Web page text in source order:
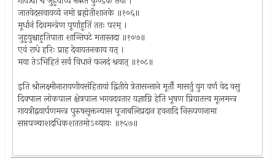
जातवेदसवायव्ये नमो ब्रह्मेतीशानके ॥१०६॥
मूर्धानं दिवमन्त्रेण पूर्णाहुतिं ततः परम् ।
जुहुयुश्चाहुतिपाता शान्तिघटे मतास्तदा ॥१०७॥
एवं राधे हरिः प्राह देवायतनकाय यत् ।
मया तेऽभिहितं सर्व विधानं फलदं श्रवात् ॥१०८॥
इति श्रीलक्ष्मीनारायणीयसंहितायां द्वितीये त्रेतासन्ताने मूर्तौ मासर्तु युग वर्ण वेद वसु
दिक्पाल लोकपाल क्षेत्रपाल भगवदवतार यज्ञाग्नि हेति भूषण प्रियातत्त्व मूलमन्त्र
गायत्रीद्वयार्पणमन्त्र पुरुषसूक्तन्यास पूजाबलिप्रदान हवनादि निरूपणनामा
सप्तपञ्चाशदधिकशततमोऽथ्यायः ॥१५७॥